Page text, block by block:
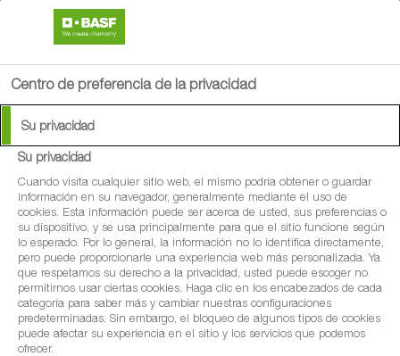
Centro de preferencia de la privacidad
Su privacidad
Su privacidad
Cuando visita cualquier sitio web, el mismo podría obtener o guardar
información en su navegador, generalmente mediante el uso de
cookies. Esta información puede ser acerca de usted, sus preferencias o
su dispositivo, y se usa principalmente para que el sitio funcione según
lo esperado. Por lo general, la información no lo identifica directamente,
pero puede proporcionarle una experiencia web más personalizada. Ya
que respetamos su derecho a la privacidad, usted puede escoger no
permitirnos usar ciertas cookies. Haga clic en los encabezados de cada
categoría para saber más y cambiar nuestras configuraciones
predeterminadas. Sin embargo, el bloqueo de algunos tipos de cookies
puede afectar su experiencia en el sitio y los servicios que podemos
ofrecer.